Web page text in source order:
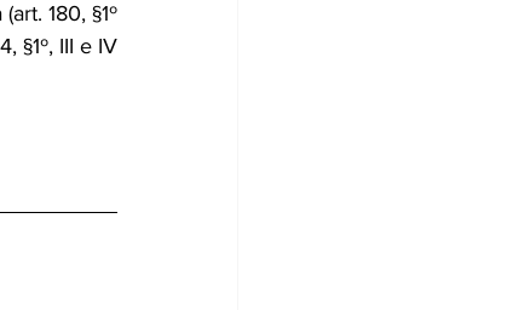
180, §1º
§1º, III e IV